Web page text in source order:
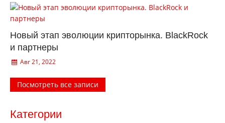
Новый этап эволюции крипторынка. BlackRock
и партнеры
Авг 21, 2022
Посмотреть все записи
Категории